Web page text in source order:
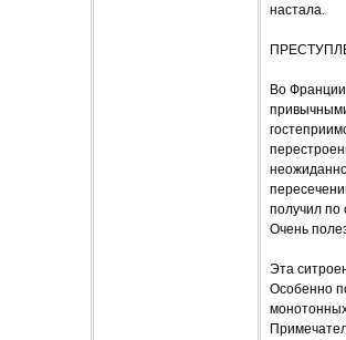
настала.
Во
получил по
Очень
Эта
Особенно